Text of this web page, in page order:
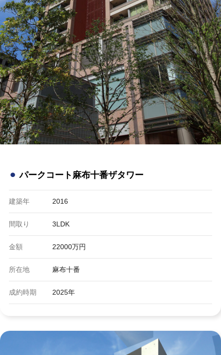
⚫︎ パークコート麻布十番ザタワー
建築年 2016
間取り 3LDK
金額 22000万円
所在地 麻布十番
成約時期 2025年